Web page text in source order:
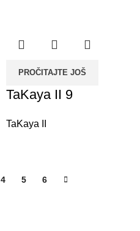
PROČITAJTE JOŠ
TaKaya II 9
TaKaya II
4 5 6